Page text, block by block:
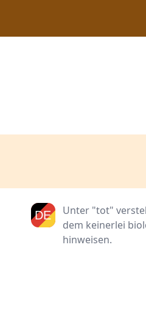
Unter "tot"
dem keinerlei
hinweisen.